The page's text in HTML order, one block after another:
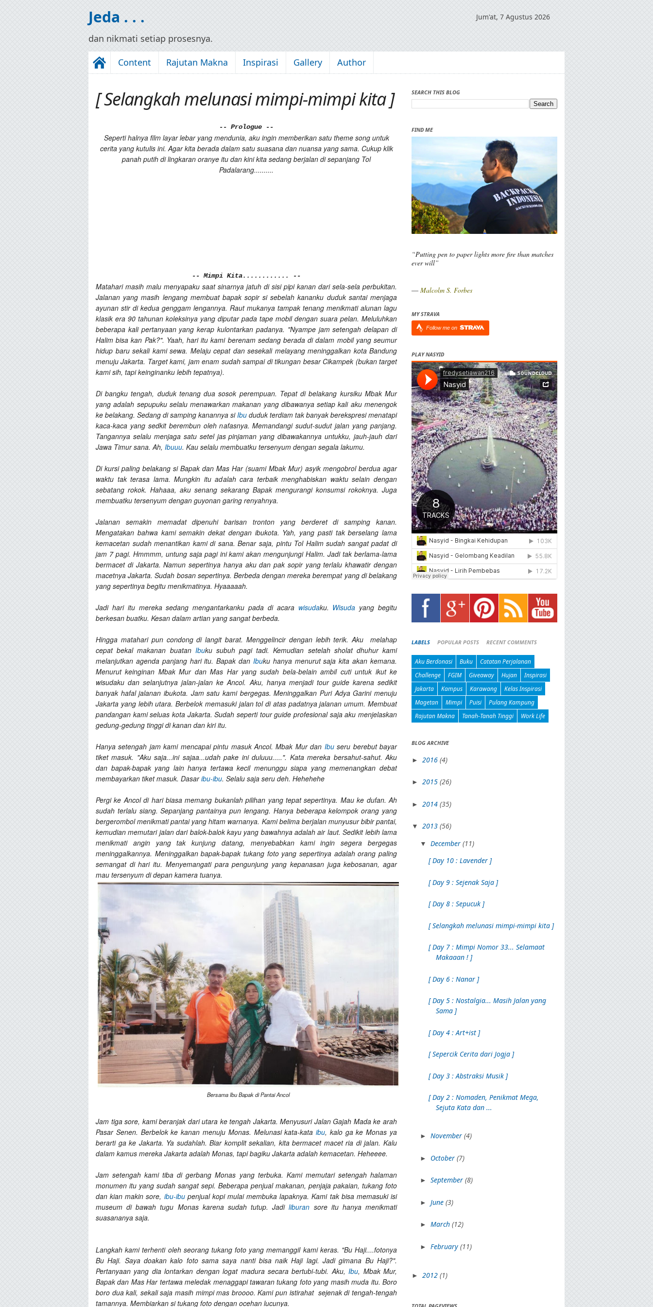
Jeda . . .
dan nikmati setiap prosesnya.
Jum'at, 7 Agustus 2026
Content Rajutan Makna Inspirasi Gallery Author
[ Selangkah melunasi mimpi-mimpi kita ]
-- Prologue --
Seperti halnya film layar lebar yang mendunia, aku ingin memberikan satu theme song untuk
cerita yang kutulis ini. Agar kita berada dalam satu suasana dan nuansa yang sama. Cukup klik
panah putih di lingkaran oranye itu dan kini kita sedang berjalan di sepanjang Tol
Padalarang..........
-- Mimpi Kita............ --
Matahari masih malu menyapaku saat sinarnya jatuh di sisi pipi kanan dari sela-sela perbukitan.
Jalanan yang masih lengang membuat bapak sopir si sebelah kananku duduk santai menjaga
ayunan stir di kedua genggam lengannya. Raut mukanya tampak tenang menikmati alunan lagu
klasik era 90 tahunan koleksinya yang diputar pada tape mobil dengan suara pelan. Meluluhkan
beberapa kali pertanyaan yang kerap kulontarkan padanya. "Nyampe jam setengah delapan di
Halim bisa kan Pak?". Yaah, hari itu kami berenam sedang berada di dalam mobil yang seumur
hidup baru sekali kami sewa. Melaju cepat dan sesekali melayang meninggalkan kota Bandung
menuju Jakarta. Target kami, jam enam sudah sampai di tikungan besar Cikampek (bukan target
kami sih, tapi keinginanku lebih tepatnya).
Di bangku tengah, duduk tenang dua sosok perempuan. Tepat di belakang kursiku Mbak Mur
yang adalah sepupuku selalu menawarkan makanan yang dibawanya setiap kali aku menengok
ke belakang. Sedang di samping kanannya siIbu duduk terdiam tak banyak berekspresi menatapi
kaca-kaca yang sedkit berembun oleh nafasnya. Memandangi sudut-sudut jalan yang panjang.
Tangannya selalu menjaga satu setel jas pinjaman yang dibawakannya untukku, jauh-jauh dari
Jawa Timur sana. Ah, Ibuuu. Kau selalu membuatku tersenyum dengan segala lakumu.
Di kursi paling belakang si Bapak dan Mas Har (suami Mbak Mur) asyik mengobrol berdua agar
waktu tak terasa lama. Mungkin itu adalah cara terbaik menghabiskan waktu selain dengan
sebatang rokok. Hahaaa, aku senang sekarang Bapak mengurangi konsumsi rokoknya. Juga
membuatku tersenyum dengan guyonan garing renyahnya.
Jalanan semakin memadat dipenuhi barisan tronton yang berderet di samping kanan.
Mengatakan bahwa kami semakin dekat dengan ibukota. Yah, yang pasti tak berselang lama
kemacetan sudah menantikan kami di sana. Benar saja, pintu Tol Halim sudah sangat padat di
jam 7 pagi. Hmmmm, untung saja pagi ini kami akan mengunjungi Halim. Jadi tak berlama-lama
bermacet di Jakarta. Namun sepertinya hanya aku dan pak sopir yang terlalu khawatir dengan
macetnya Jakarta. Sudah bosan sepertinya. Berbeda dengan mereka berempat yang di belakang
yang sepertinya begitu menikmatinya. Hyaaaaah.
Jadi hari itu mereka sedang mengantarkanku pada di acara wisudaku. Wisuda yang begitu
berkesan buatku. Kesan dalam artian yang sangat berbeda.
Hingga matahari pun condong di langit barat. Menggelincir dengan lebih terik. Aku melahap
cepat bekal makanan buatan Ibuku subuh pagi tadi. Kemudian setelah sholat dhuhur kami
melanjutkan agenda panjang hari itu. Bapak dan Ibuku hanya menurut saja kita akan kemana.
Menurut keinginan Mbak Mur dan Mas Har yang sudah bela-belain ambil cuti untuk ikut ke
wisudaku dan selanjutnya jalan-jalan ke Ancol. Aku, hanya menjadi tour guide karena sedikit
banyak hafal jalanan ibukota. Jam satu kami bergegas. Meninggalkan Puri Adya Garini menuju
Jakarta yang lebih utara. Berbelok memasuki jalan tol di atas padatnya jalanan umum. Membuat
pandangan kami seluas kota Jakarta. Sudah seperti tour guide profesional saja aku menjelaskan
gedung-gedung tinggi di kanan dan kiri itu.
Hanya setengah jam kami mencapai pintu masuk Ancol. Mbak Mur dan Ibuseru berebut bayar
tiket masuk. "Aku saja...ini sajaa...udah pake ini duluuu.....". Kata mereka bersahut-sahut. Aku
dan bapak-bapak yang lain hanya tertawa kecil menunggu siapa yang memenangkan debat
membayarkan tiket masuk. Dasaribu-ibu. Selalu saja seru deh. Hehehehe
Pergi ke Ancol di hari biasa memang bukanlah pilihan yang tepat sepertinya. Mau ke dufan. Ah
sudah terlalu siang. Sepanjang pantainya pun lengang. Hanya beberapa kelompok orang yang
bergerombol menikmati pantai yang hitam warnanya. Kami belima berjalan munyusur bibir pantai,
kemudian memutari jalan dari balok-balok kayu yang bawahnya adalah air laut. Sedikit lebih lama
menikmati angin yang tak kunjung datang, menyebabkan kami ingin segera bergegas
meninggalkannya. Meninggalkan bapak-bapak tukang foto yang sepertinya adalah orang paling
semangat di hari itu. Menyemangati para pengunjung yang kepanasan juga kebosanan, agar
mau tersenyum di depan kamera tuanya.
Bersama Ibu Bapak di Pantai Ancol
Jam tiga sore, kami beranjak dari utara ke tengah Jakarta. Menyusuri Jalan Gajah Mada ke arah
Pasar Senen. Berbelok ke kanan menuju Monas. Melunasi kata-kataibu, kalo ga ke Monas ya
berarti ga ke Jakarta. Ya sudahlah. Biar komplit sekalian, kita bermacet macet ria di jalan. Kalu
dalam kamus mereka Jakarta adalah Monas, tapi bagiku Jakarta adalah kemacetan. Heheeee.
Jam setengah kami tiba di gerbang Monas yang terbuka. Kami memutari setengah halaman
monumen itu yang sudah sangat sepi. Beberapa penjual makanan, penjaja pakaian, tukang foto
dan kian makin sore, ibu-ibupenjual kopi mulai membuka lapaknya. Kami tak bisa memasuki isi
museum di bawah tugu Monas karena sudah tutup. Jadiliburan sore itu hanya menikmati
suasananya saja.
Langkah kami terhenti oleh seorang tukang foto yang memanggil kami keras. "Bu Haji....fotonya
Bu Haji. Saya doakan kalo foto sama saya nanti bisa naik Haji lagi. Jadi gimana Bu Haji?".
Pertanyaan yang dia lontarkan dengan logat madura secara bertubi-tubi. Aku, Ibu, Mbak Mur,
Bapak dan Mas Har tertawa meledak menaggapi tawaran tukang foto yang masih muda itu. Boro
boro dua kali, sekali saja masih mimpi mas broooo. Kami pun istirahat sejenak di tengah-tengah
tamannya. Membiarkan si tukang foto dengan ocehan lucunya.
SEARCH THIS BLOG
FIND ME
“Putting pen to paper lights more fire than matches
ever will”
― Malcolm S. Forbes
MY STRAVA
Follow me on
PLAY NASYID
LABELS POPULAR POSTS RECENT COMMENTS
Aku Berdonasi Buku
Catatan Perjalanan
Challenge
FGIM Giveaway Hujan
Inspirasi
Jakarta
Kampus Karawang
Kelas Inspirasi
Magetan
Mimpi Puisi
Pulang Kampung
Rajutan Makna
Tanah-Tanah Tinggi Work Life
BLOG ARCHIVE
► 2016 (4)
► 2015 (26)
► 2014 (35)
▼ 2013 (56)
▼ December (11)
[ Day 10 : Lavender ]
[ Day 9 : Sejenak Saja ]
[ Day 8 : Sepucuk ]
[ Selangkah melunasi mimpi-mimpi kita ]
[ Day 7 : Mimpi Nomor 33... Selamaat
Makaaan ! ]
[ Day 6 : Nanar ]
[ Day 5 : Nostalgia... Masih Jalan yang
Sama ]
[ Day 4 : Art+ist ]
[ Sepercik Cerita dari Jogja ]
[ Day 3 : Abstraksi Musik ]
[ Day 2 : Nomaden, Penikmat Mega,
Sejuta Kata dan ...
► November (4)
► October (7)
► September (8)
► June (3)
► March (12)
► February (11)
► 2012 (1)